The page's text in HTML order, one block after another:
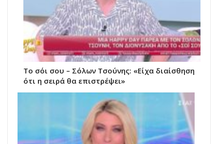
Το σόι σου – Σόλων Τσούνης: «Είχα διαίσθηση
ότι η σειρά θα επιστρέψει»